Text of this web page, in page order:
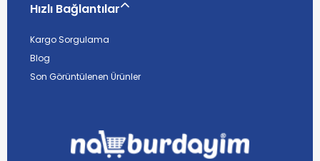
Hızlı Bağlantılar
Kargo Sorgulama
Blog
Son Görüntülenen Ürünler